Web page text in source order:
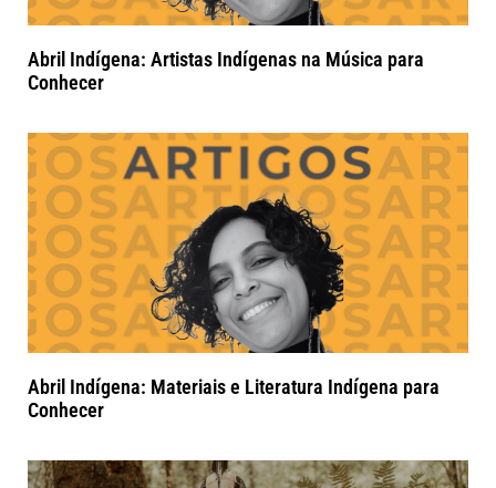
Abril Indígena: Artistas Indígenas na Música para
Conhecer
Abril Indígena: Materiais e Literatura Indígena para
Conhecer